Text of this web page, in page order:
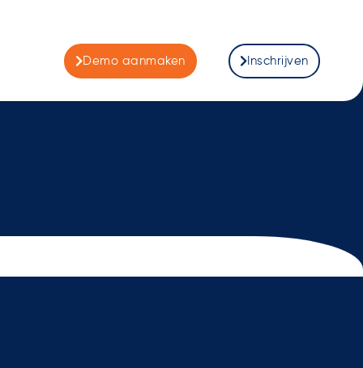
Demo aanmaken Inschrijven